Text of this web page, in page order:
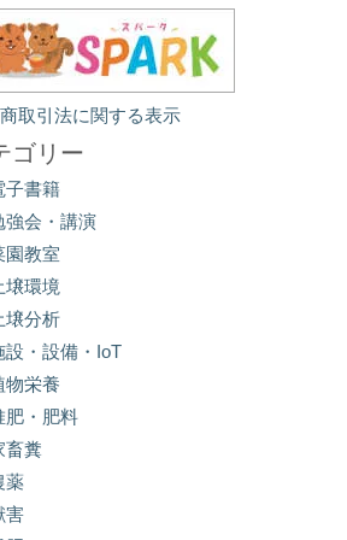
取引法に関する表示
ゴリー
子書籍
強会・講演
園教室
壌環境
壌分析
設・設備・IoT
物栄養
肥・肥料
畜糞
薬
害